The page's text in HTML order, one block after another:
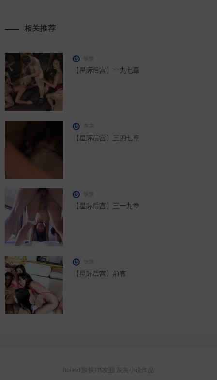
相关推荐
【星际后宫】一九七章
灰灰
【星际后宫】三四七章
【星际后宫】三一九章
【星际后宫】前言
huiasd(恢恢)书友圈 灰灰小说作品